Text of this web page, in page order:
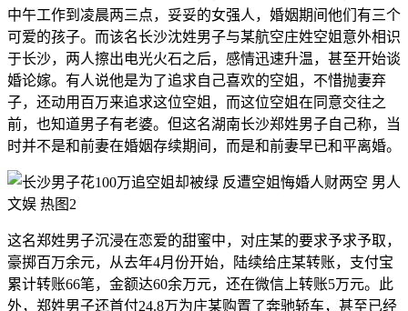
中午工作到凌晨两三点，妥妥的女强人，婚姻期间他们有三个
可爱的孩子。而该名长沙沈姓男子与某航空庄姓空姐意外相识
于长沙，两人擦出电光火石之后，感情迅速升温，甚至开始谈
婚论嫁。有人说他是为了追求自己喜欢的空姐，不惜抛妻弃
子，还动用百万来追求这位空姐，而这位空姐在同意交往之
前，也知道男子有老婆。但这名湖南长沙郑姓男子自己称，当
时并不是和前妻在婚姻存续期间，而是和前妻早已和平离婚。
这名郑姓男子沉浸在恋爱的甜蜜中，对庄某的要求予求予取，
豪掷百万余元，从去年4月份开始，陆续给庄某转账，支付宝
累计转账66笔，金额达60余万元，还在微信上转账5万元。此
外，郑姓男子还首付24.8万为庄某购置了奔驰轿车，甚至已经